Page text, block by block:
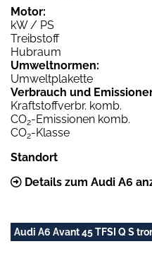
Motor:
kW / PS
Treibstoff
Hubraum
Umweltnormen:
Umweltplakette
Verbrauch und
Kraftstoffverbr. komb.
CO2-Emissionen komb.
CO2-Klasse
Standort
Details zum Audi A6
Audi A6 Avant 45 TFSI Q S